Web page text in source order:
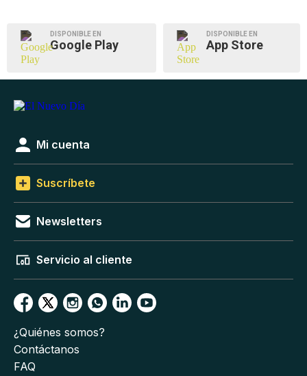
DISPONIBLE EN
Google Play
DISPONIBLE EN
App Store
Mi cuenta
Suscríbete
Newsletters
Servicio al cliente
¿Quiénes somos?
Contáctanos
FAQ